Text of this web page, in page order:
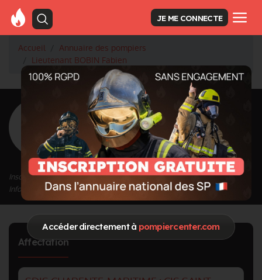
Accéder directement à pompiercenter.com
JE ME CONNECTE
Accueil
Annuaire des pompiers
Lieutenant BOBIN Fabien
<Retour à la liste des pompiers
BOBIN Fabien
Grade : Lieutenant
Inscrit depuis le 12/09/2020 à 14:04
Informations mises à jour le 18/10/2021 à 16:23
Affectation